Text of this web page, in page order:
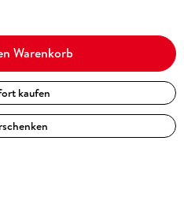
Warenkorb
kaufen